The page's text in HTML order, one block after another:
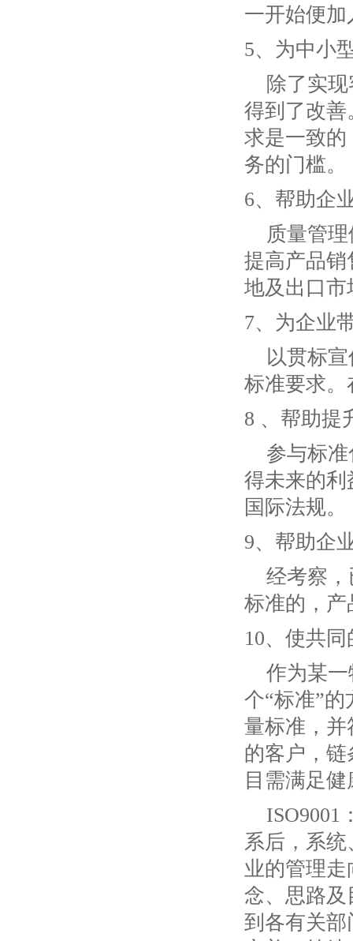
一开始便
5、为中小
除了实
得到了改善
求是一致
务的门槛。
6、帮助企
质量管
提高产品
地及出口市
7、为企业
以贯标
标准要求
8 、帮助提
参与标
得未来的
国际法规。
9、帮助企
经考察
标准的，
10、使共
作为某
个“标准”
量标准，并
的客户，
目需满足
ISO9001
系后，系
业的管理
念、思路
到各有关